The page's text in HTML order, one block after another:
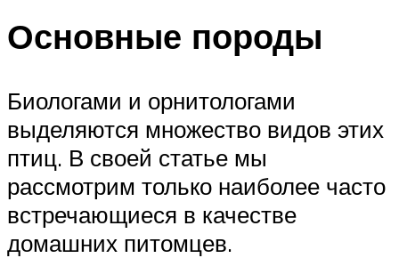
Основные породы
Биологами и орнитологами
выделяются множество видов этих
птиц. В своей статье мы
рассмотрим только наиболее часто
встречающиеся в качестве
домашних питомцев.